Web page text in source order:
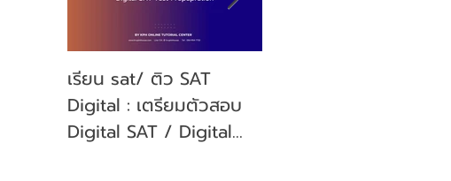
เรียน sat/ ติว SAT
Digital : เตรียมตัวสอบ
Digital SAT / Digital